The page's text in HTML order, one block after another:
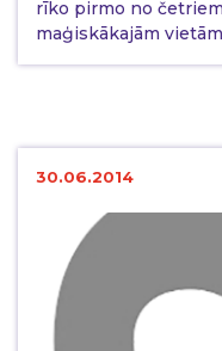
rīko pirmo no
maģiskākajām
30.06.2014